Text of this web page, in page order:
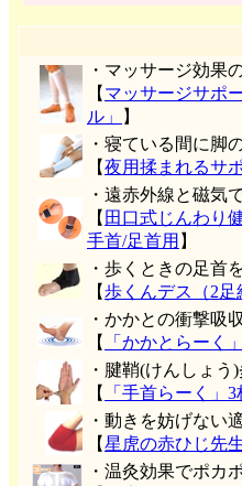
・マッサージ効果
【 マッサージサポ
ル」
】
・寝ている間に脚
【夜用揉まれるサ
・遠赤外線と磁気
【 田口式じんわり
手首/足首用 】
・歩くときの足首
【歩くんデス（2足
・かかとの衝撃吸
【
「かかとらーく
・腱鞘(けんしょう
【
「手首らーく」3
・動きを妨げない
【星虎の赤ひじ先
・温灸効果でポカ